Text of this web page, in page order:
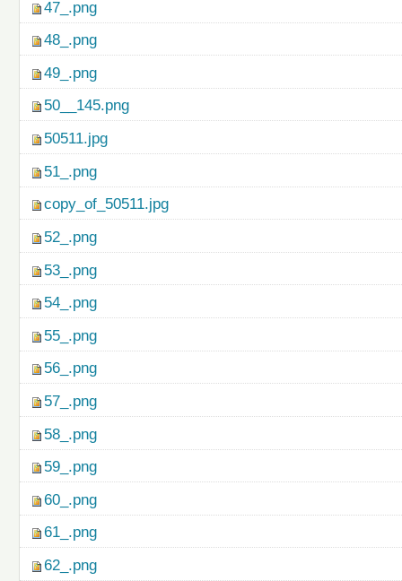
47_.png
48_.png
49_.png
50__145.png
50511.jpg
51_.png
copy_of_50511.jpg
52_.png
53_.png
54_.png
55_.png
56_.png
57_.png
58_.png
59_.png
60_.png
61_.png
62_.png